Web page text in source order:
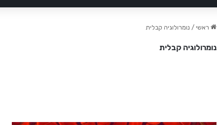
ראשי / נומרולוגיה קבלית
נומרולוגיה קבלית